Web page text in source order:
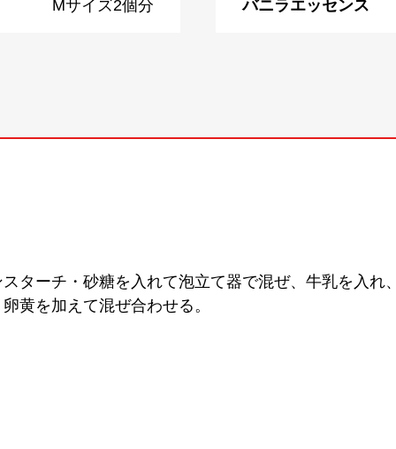
Mサイズ2個分 バニラエッセンス
ターチ・砂糖を入れて泡立て器で混ぜ、牛乳を入れ
黄を加えて混ぜ合わせる。